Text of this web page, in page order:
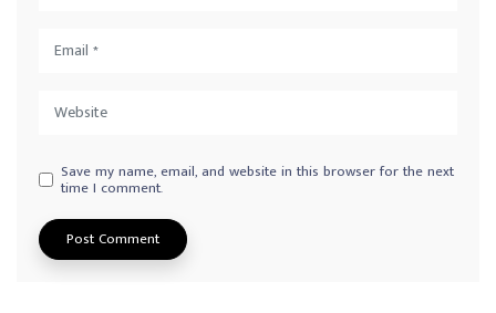
Save my name, email, and website in this browser for the next
time I comment.